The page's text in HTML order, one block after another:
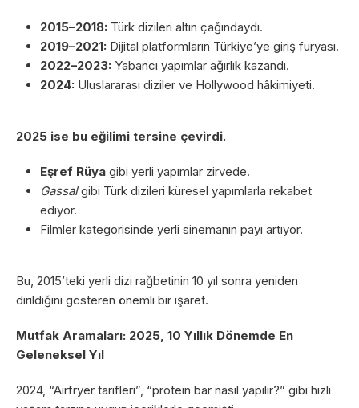
2015–2018: Türk dizileri altın çağındaydı.
2019–2021: Dijital platformların Türkiye’ye giriş furyası.
2022–2023: Yabancı yapımlar ağırlık kazandı.
2024: Uluslararası diziler ve Hollywood hâkimiyeti.
2025 ise bu eğilimi tersine çevirdi.
Eşref Rüya gibi yerli yapımlar zirvede.
Gassalgibi Türk dizileri küresel yapımlarla rekabet
ediyor.
Filmler kategorisinde yerli sinemanın payı artıyor.
Bu, 2015’teki yerli dizi rağbetinin 10 yıl sonra yeniden
dirildiğini gösteren önemli bir işaret.
Mutfak Aramaları: 2025, 10 Yıllık Dönemde En
Geleneksel Yıl
2024, “Airfryer tarifleri”, “protein bar nasıl yapılır?” gibi hızlı